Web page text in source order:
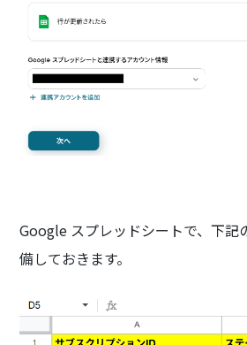
Google スプレッドシートで、下記
備しておきます。